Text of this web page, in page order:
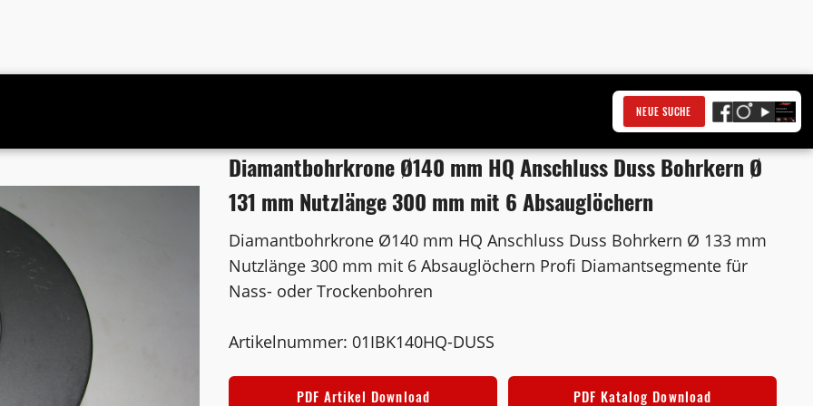
NEUE SUCHE
Bohrkern Ø 131 mm Nutzlänge 300 mm mit 6 Absauglöchern
Diamantbohrkrone Ø140 mm HQ Anschluss Duss Bohrkern Ø
131 mm Nutzlänge 300 mm mit 6 Absauglöchern
Diamantbohrkrone Ø140 mm HQ Anschluss Duss Bohrkern Ø 133 mm
Nutzlänge 300 mm mit 6 Absauglöchern Profi Diamantsegmente für
Nass- oder Trockenbohren
Artikelnummer: 01IBK140HQ-DUSS
PDF Artikel Download PDF Katalog Download